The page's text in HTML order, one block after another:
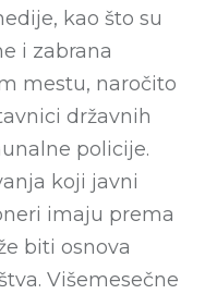
kao što su
i zabrana
mestu, naročito
državnih
policije.
koji javni
imaju prema
biti osnova
Višemesečne